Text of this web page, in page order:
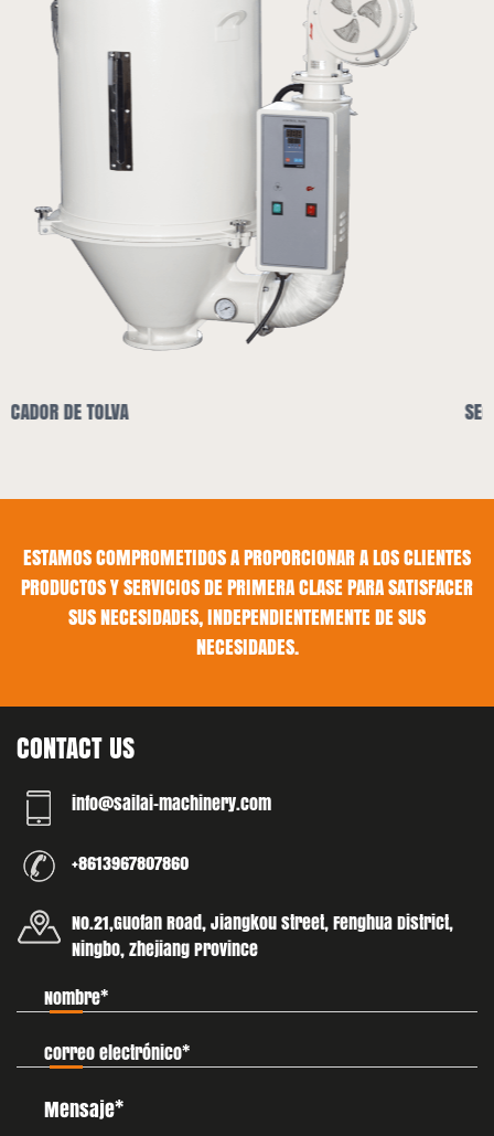
SECADOR DE TOLVA Y CARGADOR
ESTAMOS COMPROMETIDOS A PROPORCIONAR A LOS CLIENTES
PRODUCTOS Y SERVICIOS DE PRIMERA CLASE PARA SATISFACER
SUS NECESIDADES, INDEPENDIENTEMENTE DE SUS
NECESIDADES.
CONTACT US
info@sailai-machinery.com
+8613967807860
No.21,Guofan Road, Jiangkou street, Fenghua District,
Ningbo, Zhejiang Province